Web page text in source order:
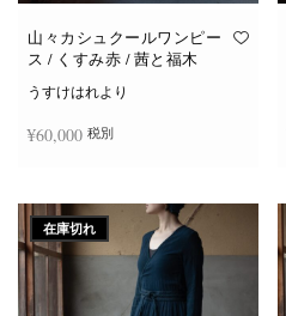
山々カシュクールワンピー
ス / くすみ赤 / 茜と福木
うすけはれより
¥60,000 税別
在庫切れ